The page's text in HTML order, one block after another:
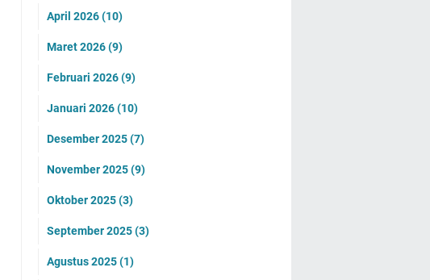
April 2026(10)
Maret 2026(9)
Februari 2026(9)
Januari 2026(10)
Desember 2025(7)
November 2025(9)
Oktober 2025(3)
September 2025(3)
Agustus 2025(1)